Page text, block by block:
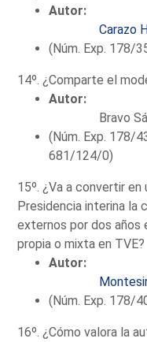
Autor:
Carazo
(Núm. Exp. 178/
14º. ¿Comparte el
Autor:
Bravo
(Núm. Exp. 178/
681/124/0)
15º. ¿Va a convertir
Presidencia interina la
externos por dos años
propia o mixta en TVE?
Autor:
(Núm. Exp. 178/
16º. ¿Cómo valora la